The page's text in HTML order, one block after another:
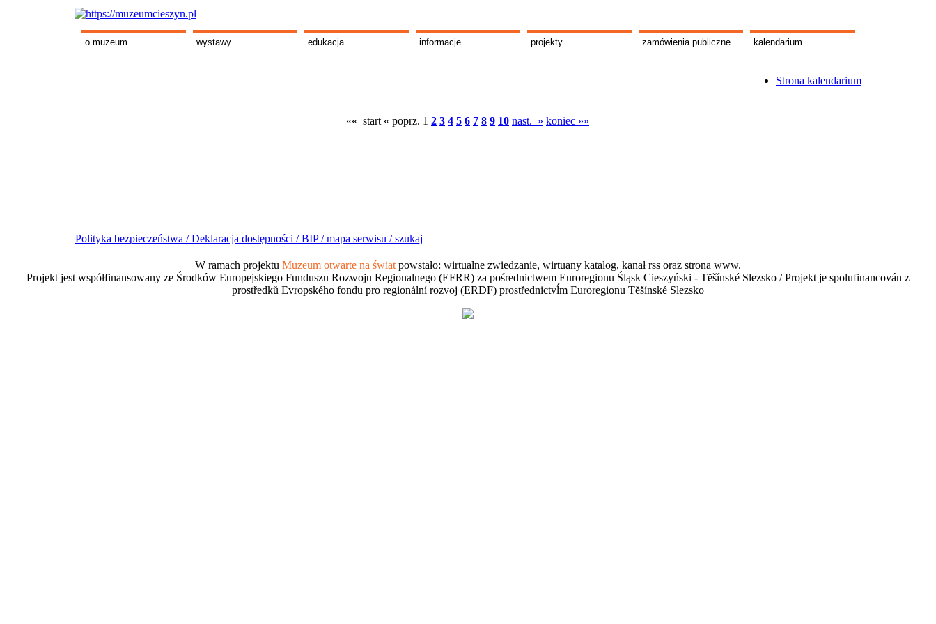
o muzeum wystawy edukacja informacje projekty zamówienia publiczne kalendarium
Strona kalendarium
«« start « poprz. 1 2 3 4 5 6 7 8 9 10 nast. » koniec »»
Polityka bezpieczeństwa /Deklaracja dostępności /BIP /mapa serwisu /szukaj
W ramach projektu Muzeum otwarte na świat powstało: wirtualne zwiedzanie, wirtuany katalog, kanał rss oraz strona www.
Projekt jest współfinansowany ze Środków Europejskiego Funduszu Rozwoju Regionalnego (EFRR) za pośrednictwem Euroregionu Śląsk Cieszyński - Tĕšínské Slezsko / Projekt je spolufinancován z
prostředků Evropského fondu pro regionální rozvoj (ERDF) prostřednictvĺm Euroregionu Tĕšínské Slezsko